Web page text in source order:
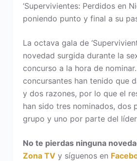
‘Supervivientes: Perdidos en
poniendo punto y final a su
La octava gala de
novedad surgida durante la
concurso a la hora de
concursantes han tenido que
y dos razones, por lo que el
han sido tres nominados, dos
grupo y uno por parte del
No te pierdas ninguna
Zona TVy síguenos en